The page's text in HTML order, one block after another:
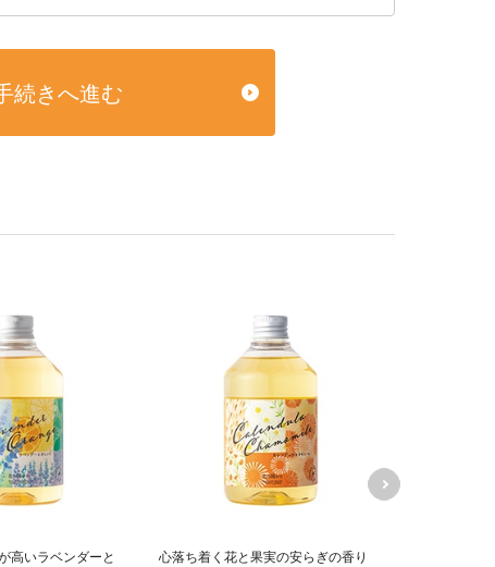
続きへ進む
高いラベンダーと
心落ち着く花と果実の安らぎの香り